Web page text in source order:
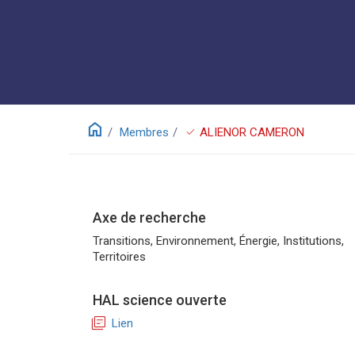
home Membres check ALIENOR CAMERON
Axe de recherche
Transitions, Environnement, Énergie, Institutions,
Territoires
HAL science ouverte
library_books Lien